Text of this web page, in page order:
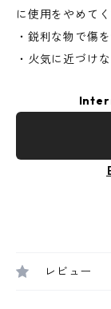
に使用をやめてく
・鋭利な物で傷
・火気に近づけ
レビュー